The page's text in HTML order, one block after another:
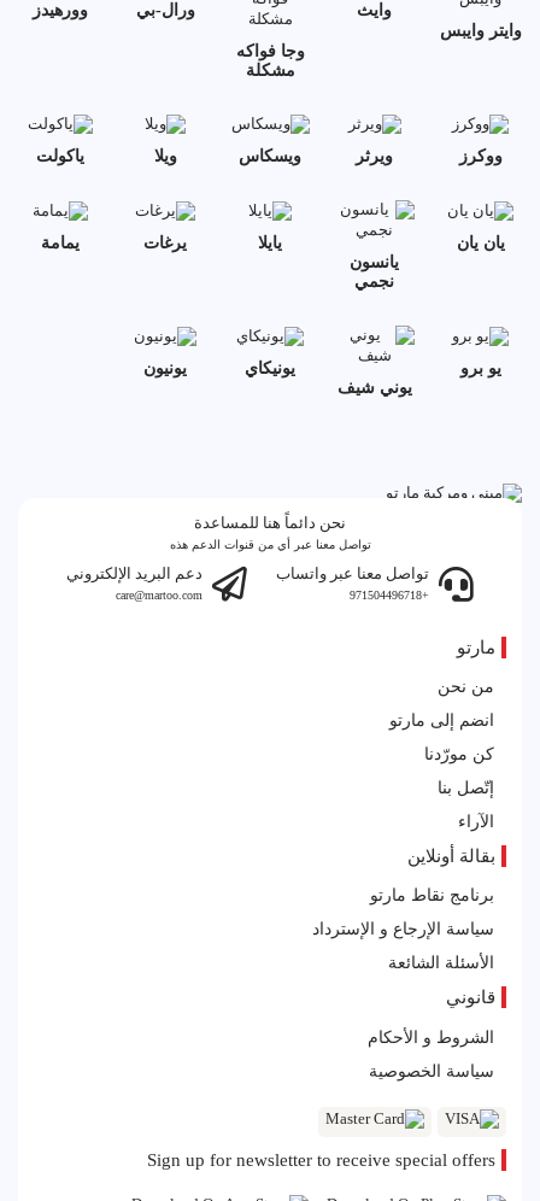
وايتر وايبس
وايث
وجا فواكه
مشكلة
ورال-بي وورهيدز
ووكرز ويرثر ويسكاس ويلا ياكولت
يان يان
يانسون
نجمي
يايلا يرغات يمامة
يو برو
يوني شيف
يونيكاي يونيون
نحن دائماً هنا للمساعدة
تواصل معنا عبر أي من قنوات الدعم هذه
تواصل معنا عبر واتساب
+971504496718
دعم البريد الإلكتروني
care@martoo.com
مارتو
من نحن
انضم إلى مارتو
كن مورّدنا
إتّصل بنا
الآراء
بقالة أونلاين
برنامج نقاط مارتو
سياسة الإرجاع و الإسترداد
الأسئلة الشائعة
قانوني
الشروط و الأحكام
سياسة الخصوصية
Sign up for newsletter to receive special offers